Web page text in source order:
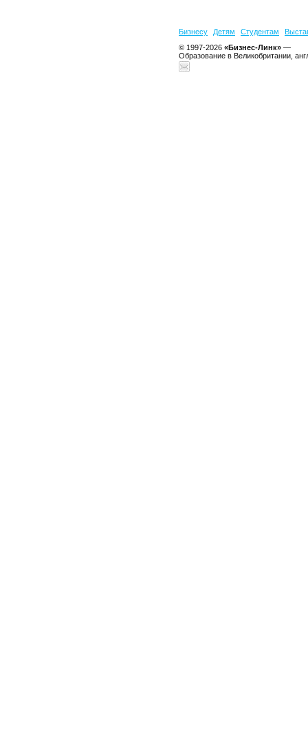
Бизнесу Детям Студентам
© 1997-2026 «Бизнес-Линк» —
Образование в Великобритании,